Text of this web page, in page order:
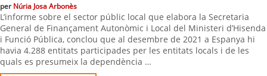
perNúria Josa Arbonès
L’informe sobre el sector públic local que elabora la Secretaria
General de Finançament Autonòmic i Local del Ministeri d’Hisenda
i Funció Pública, conclou que al desembre de 2021 a Espanya hi
havia 4.288 entitats participades per les entitats locals i de les
quals es presumeix la dependència …